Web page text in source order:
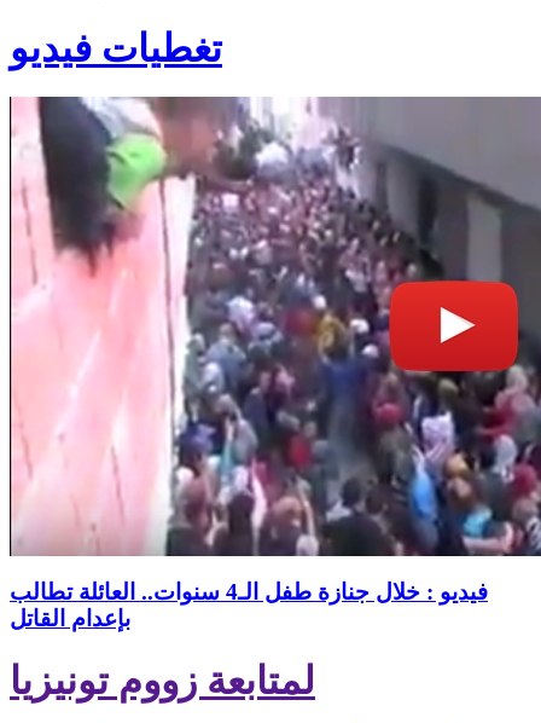
تغطيات فيديو
فيديو : خلال جنازة طفل الـ4 سنوات.. العائلة تطالب
بإعدام القاتل
لمتابعة زووم تونيزيا